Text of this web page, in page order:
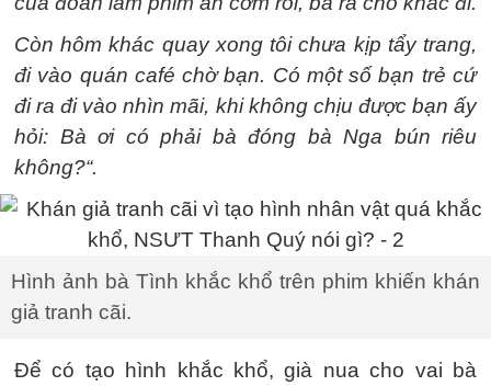
Còn hôm khác quay xong tôi chưa kịp tẩy trang,
đi vào quán café chờ bạn. Có một số bạn trẻ cứ
đi ra đi vào nhìn mãi, khi không chịu được bạn ấy
hỏi: Bà ơi có phải bà đóng bà Nga bún riêu
không?“.
Hình ảnh bà Tình khắc khổ trên phim khiến khán
giả tranh cãi.
Để có tạo hình khắc khổ, già nua cho vai bà